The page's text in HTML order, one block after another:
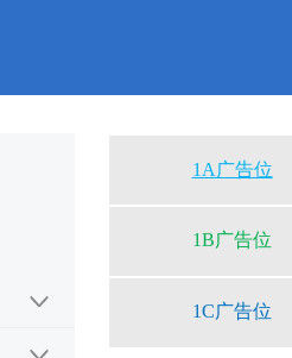
1A广告位
1B广告位
1C广告位